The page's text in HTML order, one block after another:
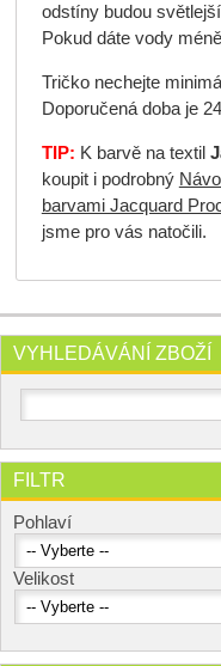
odstíny budou
Pokud dáte vody
Tričko nechejte
Doporučená doba je
TIP: K barvě na textil
koupit i podrobný
barvami Jacquard
jsme pro vás natočili.
VYHLEDÁVÁNÍ ZBOŽÍ
FILTR
Pohlaví
Velikost